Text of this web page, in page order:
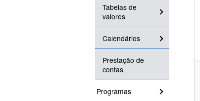
Tabelas de
valores
Calendários
Prestação de
contas
Programas